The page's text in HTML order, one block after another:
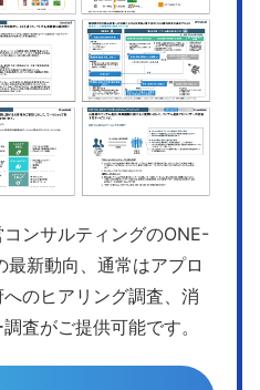
ンサルティングのONE-
新動向、通常はアプロ
のヒアリング調査、消
査がご提供可能です。